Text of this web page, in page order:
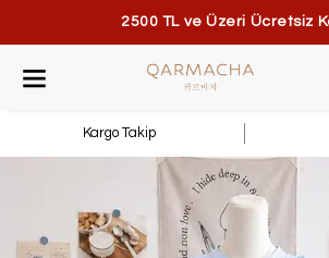
2500 TL ve Üzeri Ücretsiz
Kargo Takip